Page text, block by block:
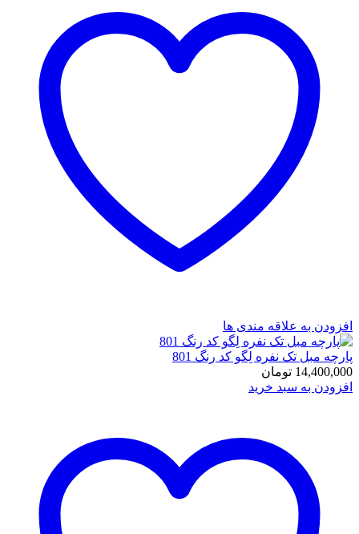
افزودن به علاقه مندی ها
پارچه مبل تک نفره لِگو کد رنگ 801
14,400,000 تومان
افزودن به سبد خرید